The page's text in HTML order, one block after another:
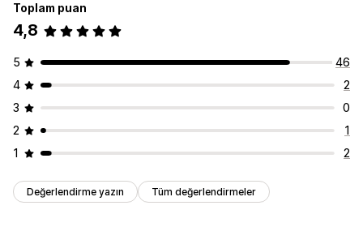
Toplam puan
4,8
5
46
4
2
3
0
2
1
1
2
Değerlendirme yazın Tüm değerlendirmeler